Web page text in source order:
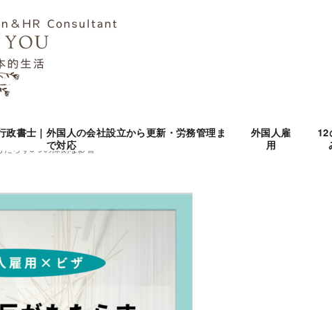
政書士｜外国人の会社設立から更新・労務管理ま
で対応
外国人雇
用
12
たらす5つの深刻な影響